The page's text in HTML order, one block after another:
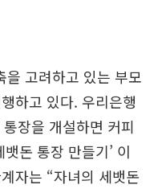
을 고려하고 있는 부모
하고 있다. 우리은행
장을 개설하면 커피
돈 통장 만들기’ 이
자는 “자녀의 세뱃돈